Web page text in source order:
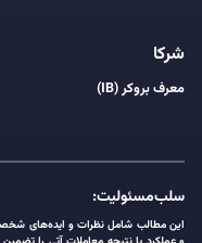
شرکا
معرف بروکر (IB)
سلب‌مسئولیت:
این مطالب شامل نظرات و ایده‌های